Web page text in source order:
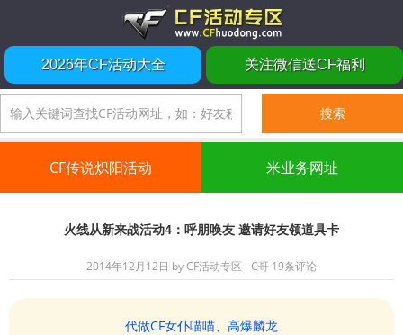
2026年CF活动大全 关注微信送CF福利
CF传说炽阳活动 米业务网址
火线从新来战活动4：呼朋唤友 邀请好友领道具卡
2014年12月12日 byCF活动专区 - C哥 19条评论
代做CF女仆喵喵、高爆麟龙